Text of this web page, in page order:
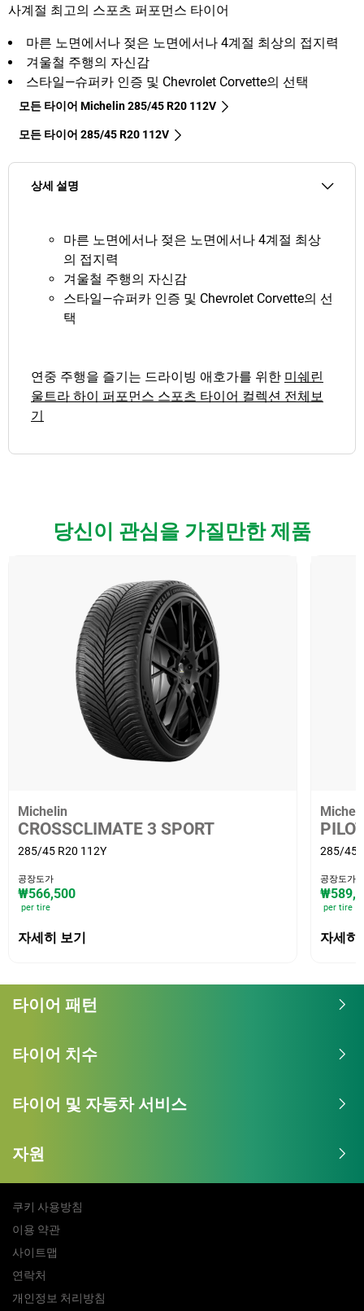
사계절 최고의 스포츠 퍼포먼스 타이어
마른 노면에서나 젖은 노면에서나 4계절 최상의 접지력
겨울철 주행의 자신감
스타일—슈퍼카 인증 및 Chevrolet Corvette의 선택
모든 타이어 Michelin 285/45 R20 112V
모든 타이어‎ 285/45 R20 112V
상세 설명
마른 노면에서나 젖은 노면에서나 4계절 최상
의 접지력
겨울철 주행의 자신감
스타일—슈퍼카 인증 및 Chevrolet Corvette의 선
택
연중 주행을 즐기는 드라이빙 애호가를 위한 미쉐린
울트라 하이 퍼포먼스 스포츠 타이어 컬렉션 전체보
기
당신이 관심을 가질만한 제품
Michelin
CROSSCLIMATE 3 SPORT
285/45 R20 112Y
공장도가
₩566,500
per tire
자세히 보기
285/45
공장도가
per tire
자세히
타이어 패턴
타이어 치수
타이어 및 자동차 서비스
자원
쿠키 사용방침
이용 약관
사이트맵
연락처
개인정보 처리방침